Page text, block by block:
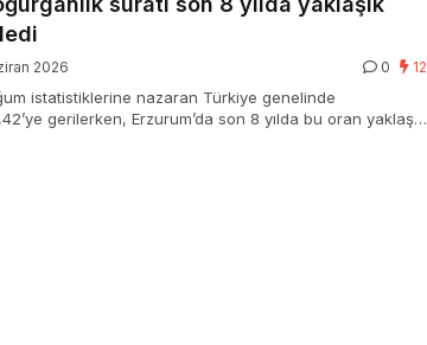
2026 0 12
istatistiklerine nazaran Türkiye genelinde
gerilerken, Erzurum’da son 8 yılda bu oran yaklaşık